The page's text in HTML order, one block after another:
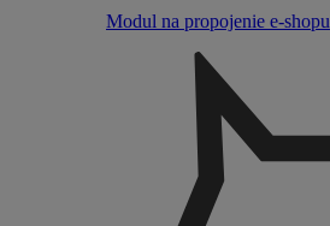
Modul na propojenie e‑shopu